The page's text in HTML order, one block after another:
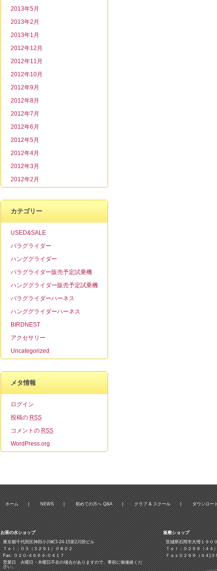
2013年5月
2013年2月
2013年1月
2012年12月
2012年11月
2012年10月
2012年9月
2012年8月
2012年7月
2012年6月
2012年5月
2012年4月
2012年3月
2012年2月
カテゴリー
USED&SALE
パラグライダー
ハンググライダー
パラグライダー販売予定試乗機
ハンググライダー販売予定試乗機
パラグライダーハーネス
ハンググライダーハーネス
BIRDNEST
アクセサリー
Uncategorized
メタ情報
ログイン
投稿の RSS
コメントの RSS
WordPress.org
ホーム | NEWS | 初めての方へ Q&A | クラブ & スクール | ダウンロー
お茶の水ショップ
東京都千代田区神田小川町3‐24‐15第2川田ビル
Ｔｅｌ：０３（３２９１）０８０２
Fax: ０２０-４６６４-０４１７
営業日 火曜日・木曜日不在の場合がありますので、事前に御連絡くだ
さい。
板敷ショップ
茨城県石岡市大増１９０
Ｔｅｌ：０２９９（４４
Ｆａｘ０２９９（４４)３